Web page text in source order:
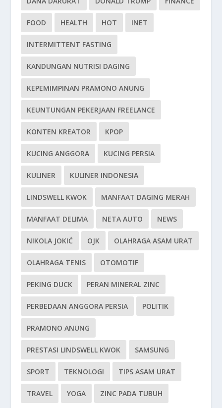
FOOD HEALTH HOT INET
INTERMITTENT FASTING
KANDUNGAN NUTRISI DAGING
KEPEMIMPINAN PRAMONO ANUNG
KEUNTUNGAN PEKERJAAN FREELANCE
KONTEN KREATOR KPOP
KUCING ANGGORA KUCING PERSIA
KULINER KULINER INDONESIA
LINDSWELL KWOK MANFAAT DAGING MERAH
MANFAAT DELIMA NETA AUTO NEWS
NIKOLA JOKIĆ OJK OLAHRAGA ASAM URAT
OLAHRAGA TENIS OTOMOTIF
PEKING DUCK PERAN MINERAL ZINC
PERBEDAAN ANGGORA PERSIA POLITIK
PRAMONO ANUNG
PRESTASI LINDSWELL KWOK SAMSUNG
SPORT TEKNOLOGI TIPS ASAM URAT
TRAVEL YOGA ZINC PADA TUBUH